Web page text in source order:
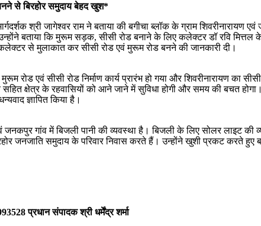
से बिरहोर समुदाय बेहद खुश*
श्री जागेश्वर राम ने बताया की बगीचा ब्लॉक के ग्राम
बताया कि मुरूम सड़क, सीसी रोड बनाने के लिए कलेक्टर डॉ रवि
कलेक्टर से मुलाकात कर सीसी रोड एवं मुरूम रोड बनने की जानकारी दी।
रोड एवं सीसी रोड निर्माण कार्य प्रारंभ हो गया और शिवरीनारायण का
क्षेत्र के रहवासियों को आने जाने में सुविधा होगी और समय की बचत
ज्ञापित किया है।
जनकपुर गांव में बिजली पानी की व्यवस्था है। बिजली के लिए सोलर लाइट की
जनजाति समुदाय के परिवार निवास करते हैं। उन्होंने खुशी प्रकट करते
प्रधान संपादक श्री धर्मेंद्र शर्मा